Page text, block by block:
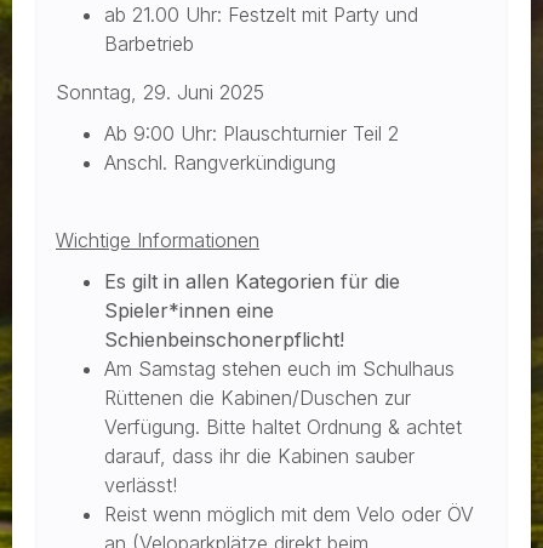
ab 21.00 Uhr: Festzelt mit Party und
Barbetrieb
Sonntag, 29. Juni 2025
Ab 9:00 Uhr: Plauschturnier Teil 2
Anschl. Rangverkündigung
Wichtige Informationen
Es gilt in allen Kategorien für die
Spieler*innen eine
Schienbeinschonerpflicht!
Am Samstag stehen euch im Schulhaus
Rüttenen die Kabinen/Duschen zur
Verfügung. Bitte haltet Ordnung & achtet
darauf, dass ihr die Kabinen sauber
verlässt!
Reist wenn möglich mit dem Velo oder ÖV